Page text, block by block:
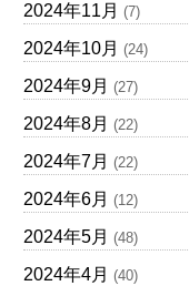
2024年11月 (7)
2024年10月 (24)
2024年9月 (27)
2024年8月 (22)
2024年7月 (22)
2024年6月 (12)
2024年5月 (48)
2024年4月 (40)